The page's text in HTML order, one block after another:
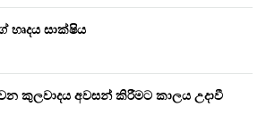
හෘදය සාක්ෂිය
කුලවාදය අවසන් කිරීමට කාලය උදාවී